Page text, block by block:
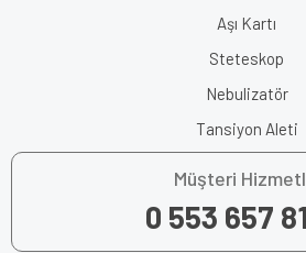
Aşı Kartı
Steteskop
Nebulizatör
Tansiyon Aleti
Müşteri
0 553 657